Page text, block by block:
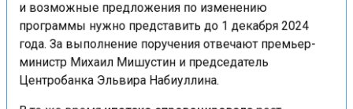
и возможные предложения по изменению
программы нужно представить до 1 декабря 2024
года. За выполнение поручения отвечают премьер-
министр Михаил Мишустин и председатель
Центробанка Эльвира Набиуллина.